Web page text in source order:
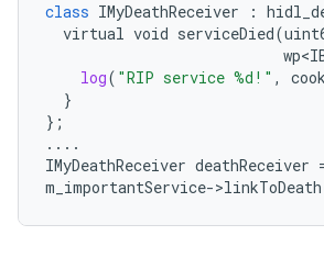
class IMyDeathReceiver :
virtual void serviceDied(
log( "RIP service %d!" ,
  }
};
IMyDeathReceiver deathReceiver
m_importantService->linkToDeath